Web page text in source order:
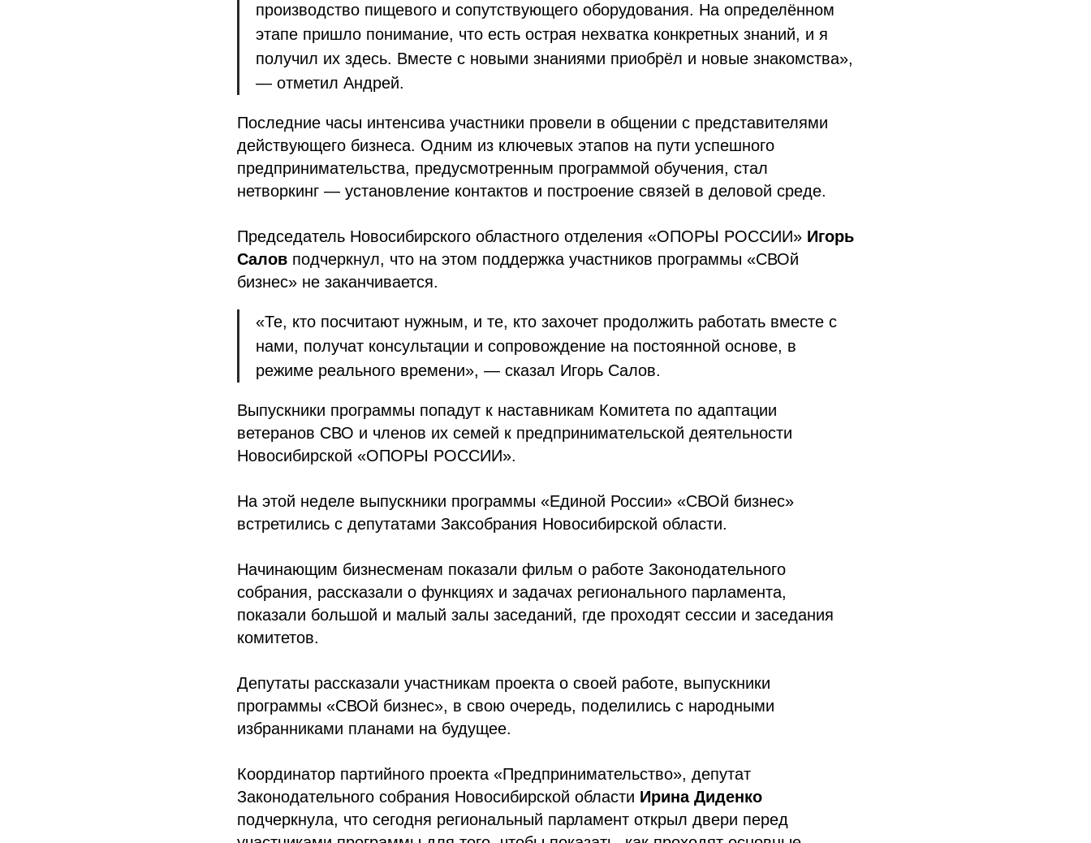
производство пищевого и сопутствующего оборудования. На определённом
этапе пришло понимание, что есть острая нехватка конкретных знаний, и я
получил их здесь. Вместе с новыми знаниями приобрёл и новые знакомства»,
— отметил Андрей.
Последние часы интенсива участники провели в общении с представителями
действующего бизнеса. Одним из ключевых этапов на пути успешного
предпринимательства, предусмотренным программой обучения, стал
нетворкинг — установление контактов и построение связей в деловой среде.
Председатель Новосибирского областного отделения «ОПОРЫ РОССИИ» Игорь
Салов подчеркнул, что на этом поддержка участников программы «СВОй
бизнес» не заканчивается.
«Те, кто посчитают нужным, и те, кто захочет продолжить работать вместе с
нами, получат консультации и сопровождение на постоянной основе, в
режиме реального времени», — сказал Игорь Салов.
Выпускники программы попадут к наставникам Комитета по адаптации
ветеранов СВО и членов их семей к предпринимательской деятельности
Новосибирской «ОПОРЫ РОССИИ».
На этой неделе выпускники программы «Единой России» «СВОй бизнес»
встретились с депутатами Заксобрания Новосибирской области.
Начинающим бизнесменам показали фильм о работе Законодательного
собрания, рассказали о функциях и задачах регионального парламента,
показали большой и малый залы заседаний, где проходят сессии и заседания
комитетов.
Депутаты рассказали участникам проекта о своей работе, выпускники
программы «СВОй бизнес», в свою очередь, поделились с народными
избранниками планами на будущее.
Координатор партийного проекта «Предпринимательство», депутат
Законодательного собрания Новосибирской области Ирина Диденко
подчеркнула, что сегодня региональный парламент открыл двери перед